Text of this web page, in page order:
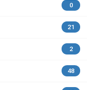
0
21
2
48